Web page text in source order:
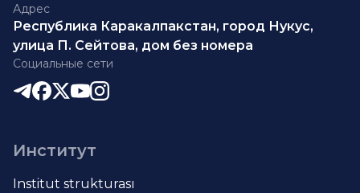
Адрес
Республика Каракалпакстан, город Нукус,
улица П. Сейтова, дом без номера
Социальные сети
Институт
Institut strukturası